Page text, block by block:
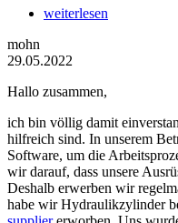
weiterlesen
mohn
29.05.2022
Hallo zusammen,
ich bin völlig damit
hilfreich sind. In unserem
Software, um die
wir darauf, dass unsere
Deshalb erwerben wir
habe wir Hydraulikzylinder